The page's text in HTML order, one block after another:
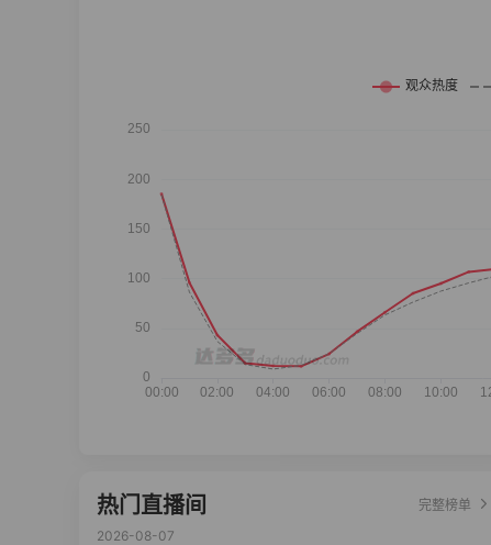
热门直播间
完整榜单
2026-08-07